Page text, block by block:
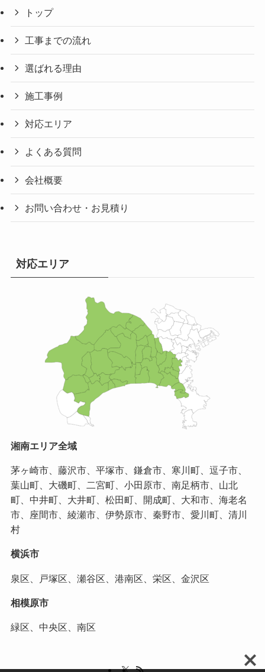
トップ
工事までの流れ
選ばれる理由
施工事例
対応エリア
よくある質問
会社概要
お問い合わせ・お見積り
対応エリア
湘南エリア全域
茅ヶ崎市、藤沢市、平塚市、鎌倉市、寒川町、逗子市、
葉山町、大磯町、二宮町、小田原市、南足柄市、山北
町、中井町、大井町、松田町、開成町、大和市、海老名
市、座間市、綾瀬市、伊勢原市、秦野市、愛川町、清川
村
横浜市
泉区、戸塚区、瀬谷区、港南区、栄区、金沢区
相模原市
緑区、中央区、南区